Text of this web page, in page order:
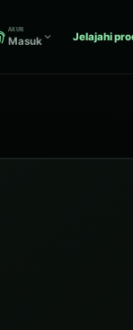
AKUN
Masuk Jelajahi